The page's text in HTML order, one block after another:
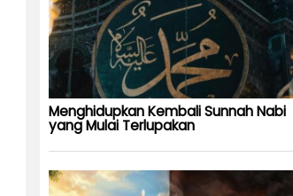
Menghidupkan Kembali Sunnah Nabi
yang Mulai Terlupakan